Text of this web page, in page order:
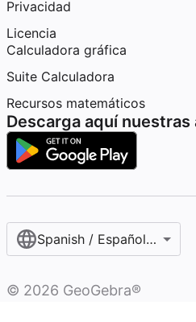
Privacidad
Licencia
Calculadora gráfica
Suite Calculadora
Recursos matemáticos
Descarga aquí
Spanish / Español
© 2026 GeoGebra®